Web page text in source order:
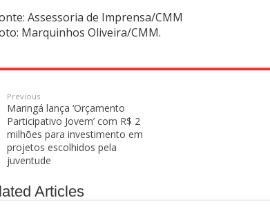
Assessoria de Imprensa/CMM
Marquinhos Oliveira/CMM.
Previous
Maringá lança ‘Orçamento
Participativo Jovem’ com R$ 2
milhões para investimento em
projetos escolhidos pela
juventude
Articles